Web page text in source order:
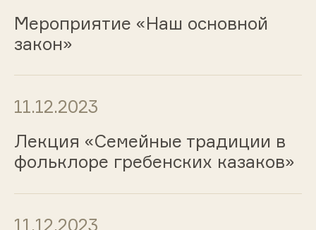
Мероприятие «Наш основной
закон»
11.12.2023
Лекция «Семейные традиции в
фольклоре гребенских казаков»
11.12.2023